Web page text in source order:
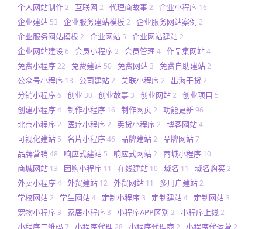
个人网站制作2 互联网 2 代理商故事2 企业小程序 16
企业建站 53 企业服务建站模板 2 企业服务网站案例 2
企业服务网站模板 2 企业网站 5 企业网站建站2
企业网站建设6 会员小程序2 会员管理 4 作品集网站4
免费小程序22 免费建站 50 免费网站 3 免费自助建站2
公众号小程序 13 公司建站2 关联小程序2 出海干货2
分销小程序6 创业 30 创业故事 3 创业网站2 创业项目 5
创建小程序4 制作小程序 16 制作网页 2 功能更新96
北京小程序2 医疗小程序2 卖货小程序2 博客网站4
可视化建站 5 名片小程序46 品牌建站2 品牌网站7
品牌营销 48 响应式建站 5 响应式网站2 商城小程序 10
商城网站 13 团购小程序 11 在线建站 10 域名 11 域名购买2
外卖小程序4 外贸建站 12 外贸网站 11 多用户建站2
学校网站2 学生网站4 定制小程序 3 定制建站4 定制网站 3
宠物小程序 3 家居小程序 3 小程序APP区别 2 小程序上线 2
小程序二维码7 小程序代理 28 小程序代理商2 小程序代运营2